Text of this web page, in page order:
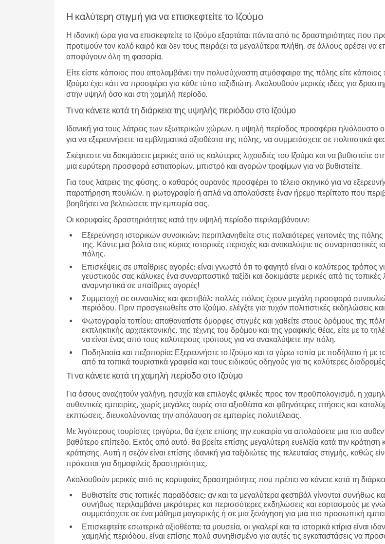
Η καλύτερη στιγμή για να επισκεφτείτε το Ιζούμο
Η ιδανική ώρα για να επισκεφτείτε το Ιζούμο εξαρτάται πάντα από τις δραστηριότητες που
προτιμούν τον καλό καιρό και δεν τους πειράζει τα μεγαλύτερα πλήθη, σε άλλους αρέσει να
αποφύγουν όλη τη φασαρία.
Είτε είστε κάποιος που απολαμβάνει την πολυσύχναστη ατμόσφαιρα της πόλης είτε
Ιζούμο έχει κάτι να προσφέρει για κάθε τύπο ταξιδιώτη. Ακολουθούν μερικές ιδέες για
στην υψηλή όσο και στη χαμηλή περίοδο.
Τι να κάνετε κατά τη διάρκεια της υψηλής περιόδου στο Ιζούμο
Ιδανική για τους λάτρεις των εξωτερικών χώρων, η υψηλή περίοδος προσφέρει ηλιόλουστο
για να εξερευνήσετε τα εμβληματικά αξιοθέατα της πόλης, να συμμετάσχετε σε πολιτιστικά
Σκέφτεστε να δοκιμάσετε μερικές από τις καλύτερες λιχουδιές του Ιζούμο και να
μια ευρύτερη προσφορά εστιατορίων, μπιστρό και αγορών τροφίμων για να βυθιστείτε.
Για τους λάτρεις της φύσης, ο καθαρός ουρανός προσφέρει το τέλειο σκηνικό για να
παρατήρηση πουλιών, η φωτογραφία ή απλά να απολαύσετε έναν ήρεμο περίπατο που
βοηθήσει να βελτιώσετε την εμπειρία σας.
Οι κορυφαίες δραστηριότητες κατά την υψηλή περίοδο περιλαμβάνουν:
Εξερεύνηση ιστορικών συνοικιών: περιπλανηθείτε στις παλαιότερες γειτονιές της
της. Κάντε μια βόλτα στις κύριες ιστορικές περιοχές και ανακαλύψτε τις
πόλης.
Επισκέψεις σε υπαίθριες αγορές: είναι γνωστό ότι το φαγητό είναι ο καλύτερος τρόπος
γευστικούς σας κάλυκες ένα συναρπαστικό ταξίδι και δοκιμάστε μερικές από τις
αναμνηστικά σε υπαίθριες αγορές!
Συμμετοχή σε συναυλίες και φεστιβάλ: πολλές πόλεις έχουν μεγάλη προσφορά
περιόδου. Πριν προσγειωθείτε στο Ιζούμο, ελέγξτε για τυχόν πολιτιστικές
Φωτογραφία τοπίου: απαθανατίστε όμορφες στιγμές και χαθείτε στους δρόμους της
εκπληκτικής αρχιτεκτονικής, της τέχνης του δρόμου και της γραφικής θέας, είτε με το
να είναι ένας από τους καλύτερους τρόπους για να ανακαλύψετε την πόλη.
Ποδηλασία και πεζοπορία: Εξερευνήστε το Ιζούμο και τα γύρω τοπία με ποδήλατο ή με
από τα τοπικά τουριστικά γραφεία και τους ειδικούς οδηγούς για τις καλύτερες
Τι να κάνετε κατά τη χαμηλή περίοδο στο Ιζούμο
Για όσους αναζητούν γαλήνη, ησυχία και επιλογές φιλικές προς τον προϋπολογισμό, η χαμηλή
αυθεντικές εμπειρίες, χωρίς μεγάλες ουρές στα αξιοθέατα και φθηνότερες πτήσεις και
εκπτώσεις, διευκολύνοντας την απόλαυση σε εμπειρίες πολυτέλειας.
Με λιγότερους τουρίστες τριγύρω, θα έχετε επίσης την ευκαιρία να απολαύσετε μια πιο
βαθύτερο επίπεδο. Εκτός από αυτό, θα βρείτε επίσης μεγαλύτερη ευελιξία κατά την
κράτησης. Αυτή η σεζόν είναι επίσης ιδανική για ταξιδιώτες της τελευταίας στιγμής, καθώς
πρόκειται για δημοφιλείς δραστηριότητες.
Ακολουθούν μερικές από τις κορυφαίες δραστηριότητες που πρέπει να κάνετε κατά τη
Βυθιστείτε στις τοπικές παραδόσεις: αν και τα μεγαλύτερα φεστιβάλ γίνονται συνήθως
συνήθως περιλαμβάνει μικρότερες και περισσότερες εκδηλώσεις και εορτασμούς με
συμμετάσχετε σε ένα μάθημα μαγειρικής ή σε μια ξενάγηση για μια πιο προσωπική
Επισκεφτείτε εσωτερικά αξιοθέατα: τα μουσεία, οι γκαλερί και τα ιστορικά κτίρια είναι
χαμηλής περιόδου, είναι επίσης πολύ συνηθισμένο για αυτές τις εγκαταστάσεις να